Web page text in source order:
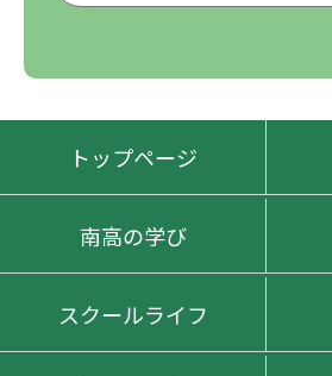
トップページ
南高の学び
スクールライフ